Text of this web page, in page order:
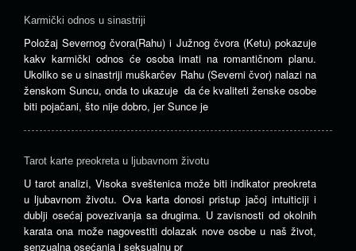
Karmički odnos u sinastriji
Položaj Severnog čvora(Rahu) i Južnog čvora (Ketu) pokazuje
kakv karmički odnos će osoba imati na romantičnom planu.
Ukoliko se u sinastriji muškarčev Rahu (Severni čvor) nalazi na
ženskom Suncu, onda to ukazuje da će kvaliteti ženske osobe
biti pojačani, što nije dobro, jer Sunce je
Tarot karte preokreta u ljubavnom životu
U tarot analizi, Visoka sveštenica može biti indikator preokreta
u ljubavnom životu. Ova karta donosi pristup jačoj intuiticiji i
dublji osećaj povezivanja sa drugima. U zavisnosti od okolnih
karata ona može nagovestiti dolazak nove osobe u naš život,
senzualna osećanja i seksualnu pr